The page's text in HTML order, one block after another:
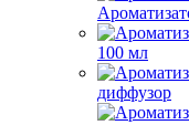
100 мл
диффузор